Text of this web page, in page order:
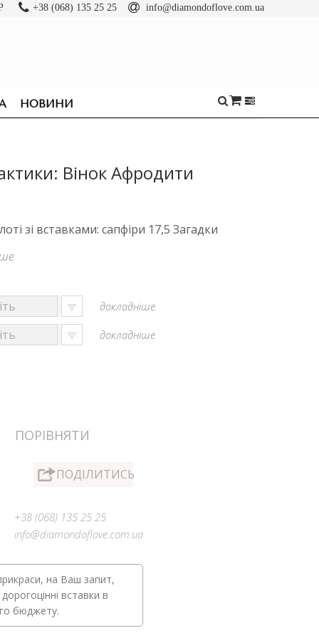
+38 (068) 135 25 25 info@diamondoflove.com.ua
ОБРУЧКИКАБЛУЧКИ
НОВИНИ
Вінок Афродити
зі вставками: сапфіри 17,5 Загадки
докладніше
докладніше
ПОРІВНЯТИ
ПОДІЛИТИСЬ
+38 (068) 135 25 25
info@diamondoflove.com.ua
на Ваш запит,
вставки в
бюджету.